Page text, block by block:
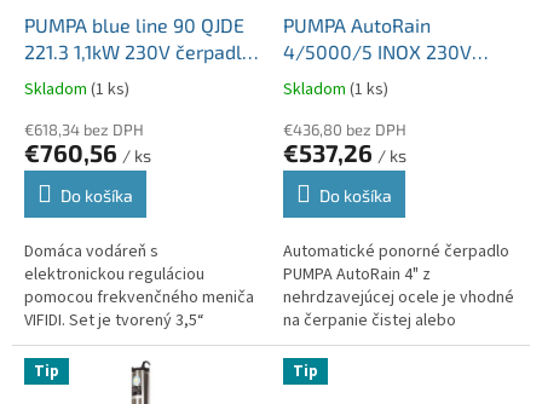
PUMPA blue line 90 QJDE
221.3 1,1kW 230V čerpadlo
s frakvenčným meničom
VIFIDI BV1-15.B.2.5
Skladom (1 ks)
€618,34 bez DPH
€760,56 / ks
Do košíka
Domáca vodáreň s
elektronickou reguláciou
pomocou frekvenčného meniča
VIFIDI. Set je tvorený 3,5“
ponorným čerpadlom 90QJD s
káblom a frekvenčným meničom
VIFIDI. Frekvenčný...
PUMPA AutoRain
4/5000/5 INOX 230V
automatické 4" ponorné
čerpadlo ZB00074320
Skladom (1 ks)
€436,80 bez DPH
€537,26 / ks
Do košíka
Automatické ponorné čerpadlo
PUMPA AutoRain 4" z
nehrdzavejúcej ocele je vhodné
na čerpanie čistej alebo
dažďovej vody z nádrží, žúmp a
studní na použitie v
domácnostiach a...
Tip Tip